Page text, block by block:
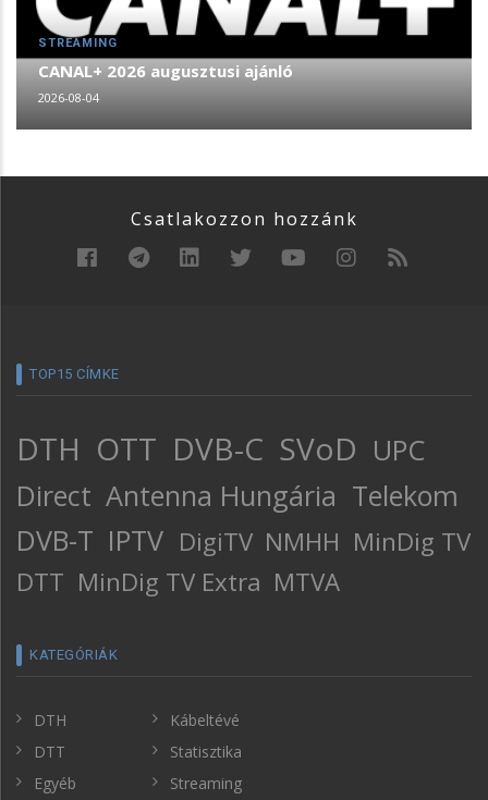
STREAMING
CANAL+ 2026 augusztusi ajánló
2026-08-04
Csatlakozzon hozzánk
TOP15 CÍMKE
DTH OTT DVB-C SVoD UPC
Direct Antenna Hungária Telekom
DVB-T IPTV DigiTV NMHH MinDig TV
DTT MinDig TV Extra MTVA
KATEGÓRIÁK
DTH
DTT
Egyéb
Kábeltévé
Statisztika
Streaming